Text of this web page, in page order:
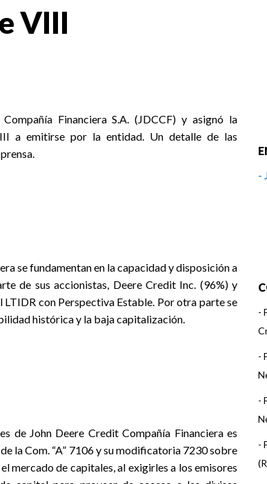
VIII
Financiera S.A. (JDCCF) y asignó la
a emitirse por la entidad. Un detalle de las
se fundamentan en la capacidad y disposición a
de sus accionistas, Deere Credit Inc. (96%) y
con Perspectiva Estable. Por otra parte se
histórica y la baja capitalización.
de John Deere Credit Compañía Financiera es
la Com. “A” 7106 y su modificatoria 7230 sobre
mercado de capitales, al exigirles a los emisores
-
-
-
-
-